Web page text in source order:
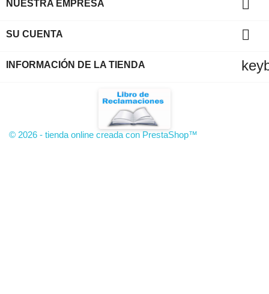
NUESTRA EMPRESA 
SU CUENTA 
INFORMACIÓN DE LA TIENDA
© 2026 - tienda online creada con PrestaShop™